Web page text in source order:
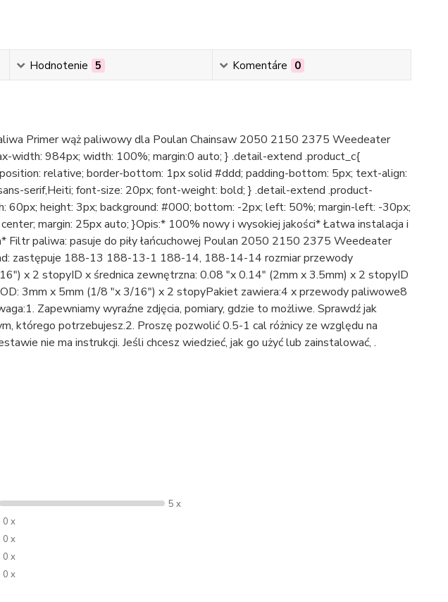
Hodnotenie 5 Komentáre 0
Primer wąż paliwowy dla Poulan Chainsaw 2050 2150 2375 Weedeater
width: 984px; width: 100%; margin:0 auto; } .detail-extend .product_c{
relative; border-bottom: 1px solid #ddd; padding-bottom: 5px; text-align:
serif,Heiti; font-size: 20px; font-weight: bold; } .detail-extend .product-
height: 3px; background: #000; bottom: -2px; left: 50%; margin-left: -30px;
margin: 25px auto; }Opis:* 100% nowy i wysokiej jakości* Łatwa instalacja i
Filtr paliwa: pasuje do piły łańcuchowej Poulan 2050 2150 2375 Weedeater
zastępuje 188-13 188-13-1 188-14, 188-14-14 rozmiar przewody
x 2 stopyID x średnica zewnętrzna: 0.08 "x 0.14" (2mm x 3.5mm) x 2 stopyID
3mm x 5mm (1/8 "x 3/16") x 2 stopyPakiet zawiera:4 x przewody paliwowe8
Zapewniamy wyraźne zdjęcia, pomiary, gdzie to możliwe. Sprawdź jak
którego potrzebujesz.2. Proszę pozwolić 0.5-1 cal różnicy ze względu na
nie ma instrukcji. Jeśli chcesz wiedzieć, jak go użyć lub zainstalować, .
5 x
0 x
0 x
0 x
0 x